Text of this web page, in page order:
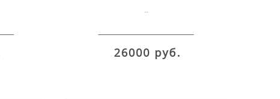
..
26000 руб.